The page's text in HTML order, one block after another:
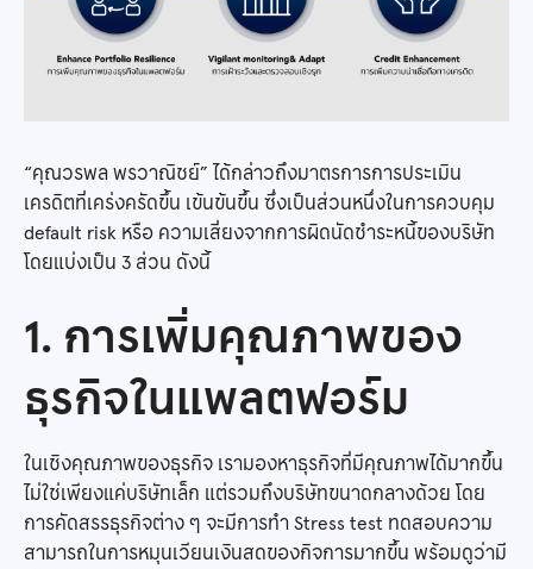
“คุณวรพล พรวาณิชย์” ได้กล่าวถึงมาตรการการประเมิน
เครดิตที่เคร่งครัดขึ้น เข้นข้นขึ้น ซึ่งเป็นส่วนหนึ่งในการควบคุม
default risk หรือ ความเสี่ยงจากการผิดนัดชำระหนี้ของบริษัท
โดยแบ่งเป็น 3 ส่วน ดังนี้
1. การเพิ่มคุณภาพของ
ธุรกิจในแพลตฟอร์ม
ในเชิงคุณภาพของธุรกิจ เรามองหาธุรกิจที่มีคุณภาพได้มากขึ้น
ไม่ใช่เพียงแค่บริษัทเล็ก แต่รวมถึงบริษัทขนาดกลางด้วย โดย
การคัดสรรธุรกิจต่าง ๆ จะมีการทำ Stress test ทดสอบความ
สามารถในการหมุนเวียนเงินสดของกิจการมากขึ้น พร้อมดูว่ามี